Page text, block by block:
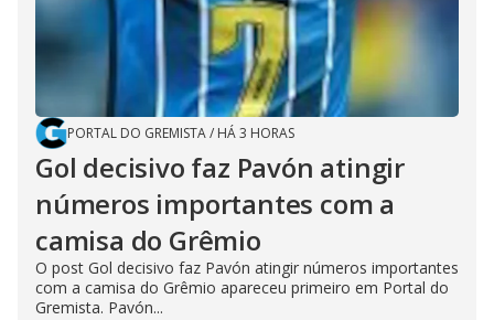
PORTAL DO GREMISTA/ HÁ 3 HORAS
Gol decisivo faz Pavón atingir
números importantes com a
camisa do Grêmio
O post Gol decisivo faz Pavón atingir números importantes
com a camisa do Grêmio apareceu primeiro em Portal do
Gremista. Pavón...